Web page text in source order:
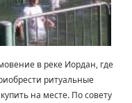
в реке Иордан, где
ритуальные
на месте. По совету